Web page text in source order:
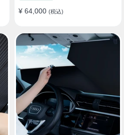
¥ 64,000 (税込)